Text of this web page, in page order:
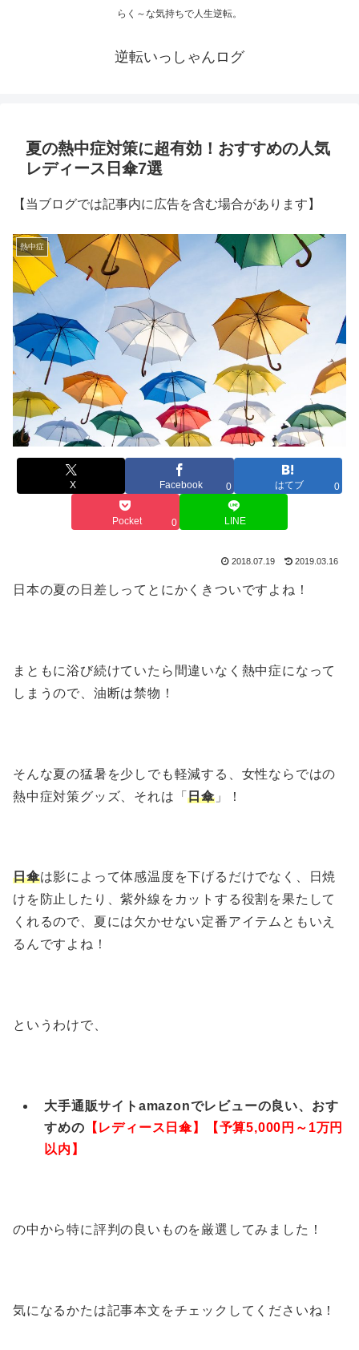
らく～な気持ちで人生逆転。
逆転いっしゃんログ
夏の熱中症対策に超有効！おすすめの人気
レディース日傘7選
【当ブログでは記事内に広告を含む場合があります】
熱中症
X Facebook 0 はてブ 0
Pocket 0 LINE
2018.07.19 2019.03.16
日本の夏の日差しってとにかくきついですよね！
まともに浴び続けていたら間違いなく熱中症になって
しまうので、油断は禁物！
そんな夏の猛暑を少しでも軽減する、女性ならではの
熱中症対策グッズ、それは「日傘 」！
日傘は影によって体感温度を下げるだけでなく、日焼
けを防止したり、紫外線をカットする役割を果たして
くれるので、夏には欠かせない定番アイテムともいえ
るんですよね！
というわけで、
大手通販サイトamazonでレビューの良い、おす
すめの 【レディース日傘】【予算5,000円～1万円
以内】
の中から特に評判の良いものを厳選してみました！
気になるかたは記事本文をチェックしてくださいね！